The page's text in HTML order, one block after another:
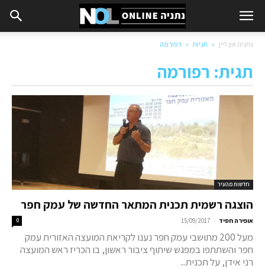
נתניה און ליין תגיות רפורמה
תגית: רפורמה
חדשות מהעיר
הוצגה רשמית תכנית המתאר החדשה של עמק חפר
אופירה חסיד -
15/09/2017
0
מעל 200 מתושבי עמק חפר נענו לקריאת המועצה האזורית עמק
חפר והשתתפו במפגש שיתוף ציבור ראשון, בו הכריז ראש המועצה
רני אידן, על תכנית...